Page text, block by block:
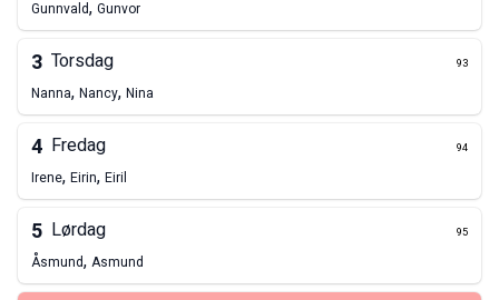
Gunnvald, Gunvor
3 Torsdag 93
Nanna, Nancy, Nina
4 Fredag 94
Irene, Eirin, Eiril
5 Lørdag 95
Åsmund, Asmund